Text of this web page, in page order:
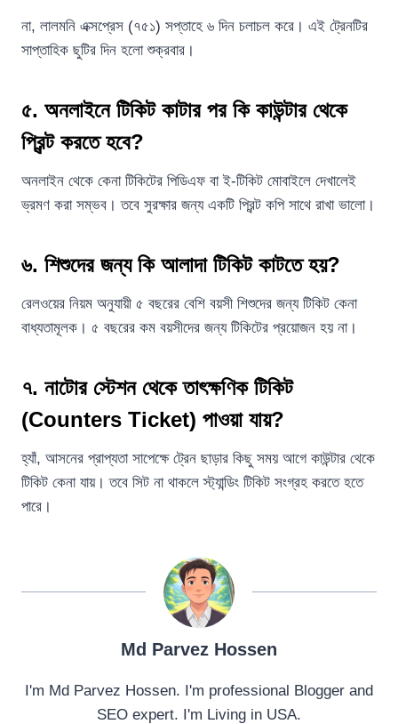
না, লালমনি এক্সপ্রেস (৭৫১) সপ্তাহে ৬ দিন চলাচল করে। এই ট্রেনটির
সাপ্তাহিক ছুটির দিন হলো শুক্রবার।
৫. অনলাইনে টিকিট কাটার পর কি কাউন্টার থেকে
প্রিন্ট করতে হবে?
অনলাইন থেকে কেনা টিকিটের পিডিএফ বা ই-টিকিট মোবাইলে দেখালেই
ভ্রমণ করা সম্ভব। তবে সুরক্ষার জন্য একটি প্রিন্ট কপি সাথে রাখা ভালো।
৬. শিশুদের জন্য কি আলাদা টিকিট কাটতে হয়?
রেলওয়ের নিয়ম অনুযায়ী ৫ বছরের বেশি বয়সী শিশুদের জন্য টিকিট কেনা
বাধ্যতামূলক। ৫ বছরের কম বয়সীদের জন্য টিকিটের প্রয়োজন হয় না।
৭. নাটোর স্টেশন থেকে তাৎক্ষণিক টিকিট
(Counters Ticket) পাওয়া যায়?
হ্যাঁ, আসনের প্রাপ্যতা সাপেক্ষে ট্রেন ছাড়ার কিছু সময় আগে কাউন্টার থেকে
টিকিট কেনা যায়। তবে সিট না থাকলে স্ট্যান্ডিং টিকিট সংগ্রহ করতে হতে
পারে।
Md Parvez Hossen
I'm Md Parvez Hossen. I'm professional Blogger and
SEO expert. I'm Living in USA.